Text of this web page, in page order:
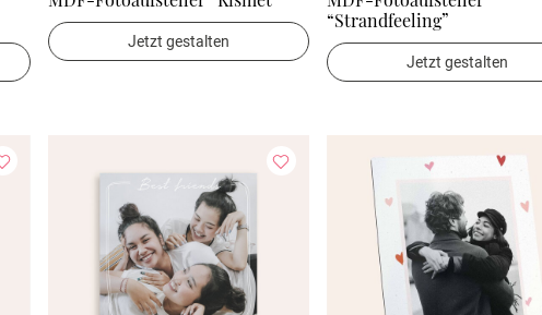
Jetzt gestalten
“Strandfeeling”
Jetzt gestalten